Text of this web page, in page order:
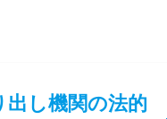
出し機関の法的